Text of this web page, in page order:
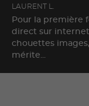
LAURENT L.
Pour la première
direct sur
chouettes
mérite...